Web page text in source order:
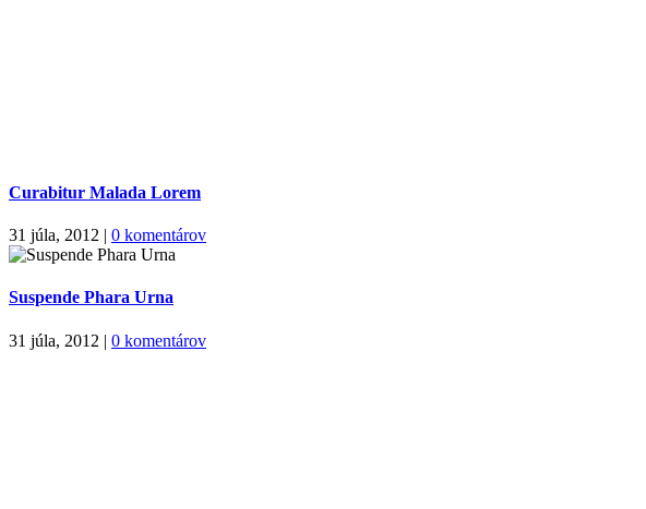
Curabitur Malada Lorem
31 júla, 2012 | 0 komentárov
Suspende Phara Urna
31 júla, 2012 | 0 komentárov